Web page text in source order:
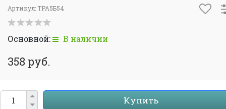
Артикул: ТРА5Б54
Основной: В наличии
358 руб.
Купить